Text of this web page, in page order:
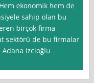
ekonomik hem de
sahip olan bu
birçok firma
sektörü de bu firmalar
Izcioğlu